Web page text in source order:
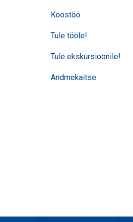
Koostöö
Tule tööle!
Tule ekskursioonile!
Andmekaitse